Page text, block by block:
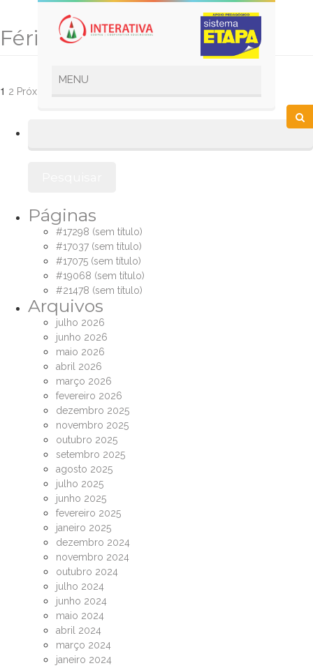
Férias Escolares
Navegação
posts
1 2 Próxima página
Páginas
#17298 (sem título)
#17037 (sem título)
#17075 (sem título)
#19068 (sem título)
#21478 (sem título)
Arquivos
julho 2026
junho 2026
maio 2026
abril 2026
março 2026
fevereiro 2026
dezembro 2025
novembro 2025
outubro 2025
setembro 2025
agosto 2025
julho 2025
junho 2025
fevereiro 2025
janeiro 2025
dezembro 2024
novembro 2024
outubro 2024
julho 2024
junho 2024
maio 2024
abril 2024
março 2024
janeiro 2024